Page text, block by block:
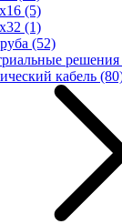
(5)
(1)
(52)
решения
кабель